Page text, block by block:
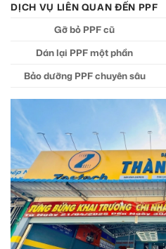
DỊCH VỤ LIÊN QUAN ĐẾN PPF
Gỡ bỏ PPF cũ
Dán lại PPF một phần
Bảo dưỡng PPF chuyên sâu